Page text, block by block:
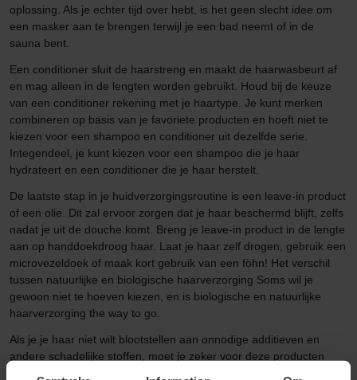
oplossing. Als je echter tijd over hebt, is het geen slecht idee om
een masker aan te brengen terwijl je een bad neemt of in de
sauna bent.
Een conditioner sluit de haarstreng en maakt de haarwasbeurt af
en mag alleen in de lengten worden gebruikt. Houd bij de keuze
van een conditioner rekening met je haartype. Je kunt merken
combineren op basis van je favoriete producten en hoeft niet te
kiezen voor een shampoo en conditioner uit dezelfde serie.
Integendeel, je kunt kiezen voor een shampoo die je haar
hydrateert en een conditioner die je haar herstelt.
De laatste stap in je huidverzorgingsroutine is een leave-in product
of een olie. Dit zal ervoor zorgen dat je haar beschermd blijft, zelfs
nadat je uit de douche komt. Breng je leave-in product in de lengte
aan op handdoekdroog haar. Laat je haar zelf drogen, gebruik een
microvezeldoek of maak kort gebruik van een föhn! Het verschil
tussen natuurlijke en biologische haarverzorging Soms wil je
gewoon niet te hoeven kiezen, en is biologische en natuurlijke
haarverzorging the way to go.
Als je je haar niet wilt blootstellen aan onnodige additieven en
andere schadelijke stoffen, moet je zeker voor deze producten